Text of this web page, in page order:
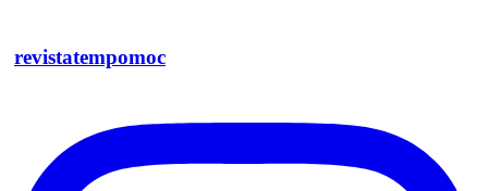
revistatempomoc